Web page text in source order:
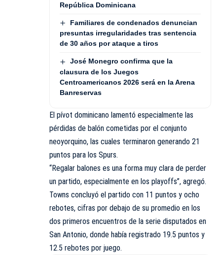
República Dominicana
Familiares de condenados denuncian
presuntas irregularidades tras sentencia
de 30 años por ataque a tiros
José Monegro confirma que la
clausura de los Juegos
Centroamericanos 2026 será en la Arena
Banreservas
El pívot dominicano lamentó especialmente las
pérdidas de balón cometidas por el conjunto
neoyorquino, las cuales terminaron generando 21
puntos para los Spurs.
“Regalar balones es una forma muy clara de perder
un partido, especialmente en los playoffs”, agregó.
Towns concluyó el partido con 11 puntos y ocho
rebotes, cifras por debajo de su promedio en los
dos primeros encuentros de la serie disputados en
San Antonio, donde había registrado 19.5 puntos y
12.5 rebotes por juego.